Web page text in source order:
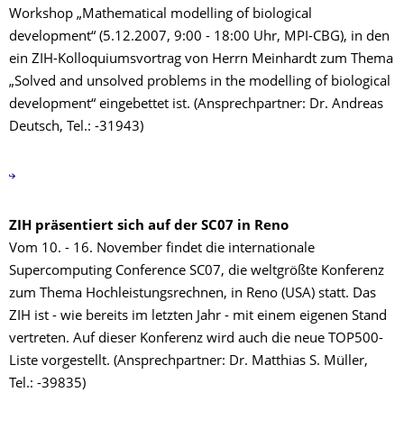
Workshop „Mathematical modelling of biological
development“ (5.12.2007, 9:00 - 18:00 Uhr, MPI-CBG), in den
ein ZIH-Kolloquiumsvortrag von Herrn Meinhardt zum Thema
„Solved and unsolved problems in the modelling of biological
development“ eingebettet ist. (Ansprechpartner: Dr. Andreas
Deutsch, Tel.: -31943)
ZIH präsentiert sich auf der SC07 in Reno
Vom 10. - 16. November findet die internationale
Supercomputing Conference SC07, die weltgrößte Konferenz
zum Thema Hochleistungsrechnen, in Reno (USA) statt. Das
ZIH ist - wie bereits im letzten Jahr - mit einem eigenen Stand
vertreten. Auf dieser Konferenz wird auch die neue TOP500-
Liste vorgestellt. (Ansprechpartner: Dr. Matthias S. Müller,
Tel.: -39835)